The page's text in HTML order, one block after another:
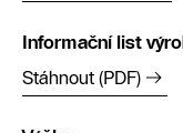
Informační list
Stáhnout (PDF)